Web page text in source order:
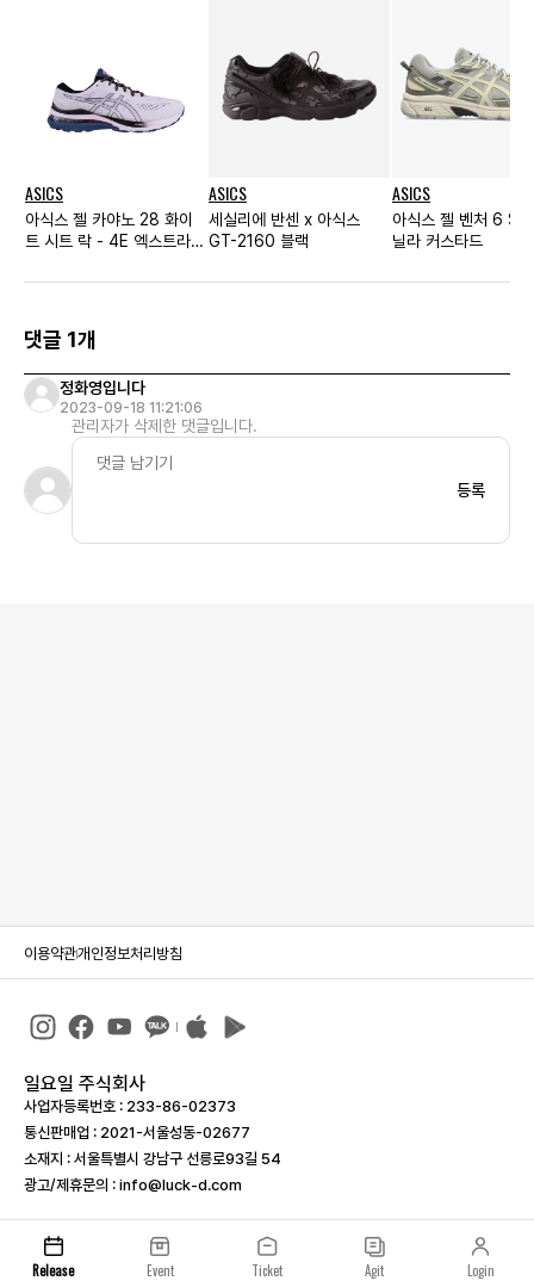
ASICS
아식스 젤 카야노 28 화이
트 시트 락 - 4E 엑스트라
ASICS
세실리에 반센 x 아식스
GT-2160 블랙
ASICS
아식스 젤 벤처 6
닐라 커스타드
댓글 1개
정화영입니다
2023-09-18 11:21:06
관리자가 삭제한 댓글입니다.
등록
이용약관개인정보처리방침
일요일 주식회사
사업자등록번호 : 233-86-023­73
통신판매업 : 2021-서울성동-02677
소재지 : 서울특별시 강남구 선릉로93길 54
광고/제휴문의 : info@luck-d.com
Release Event Ticket Agit Login